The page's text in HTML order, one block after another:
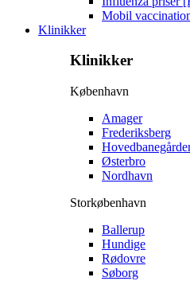
Mobil
Klinikker
Klinikker
København
Amager
Frederiksberg
Østerbro
Nordhavn
Storkøbenhavn
Ballerup
Hundige
Rødovre
Søborg